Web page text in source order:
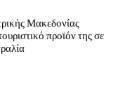
Μακεδονίας
προϊόν της σε